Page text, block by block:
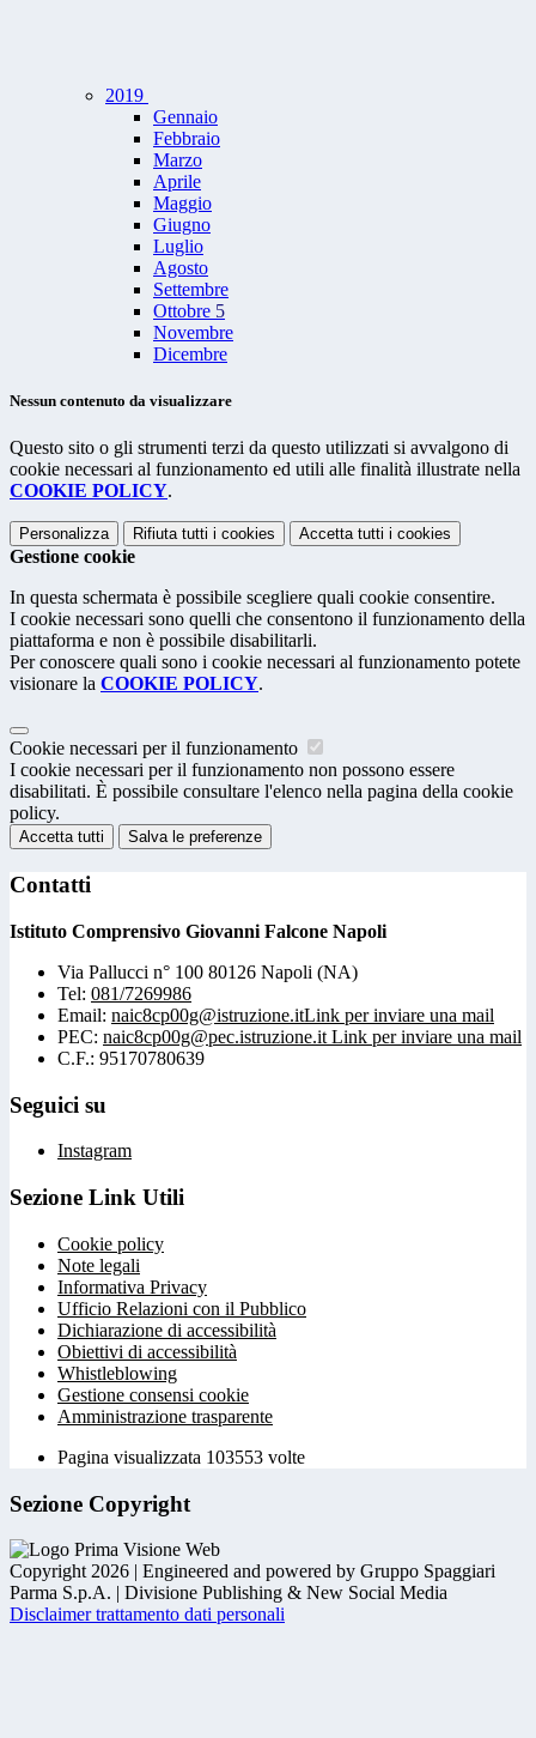
2019
Gennaio
Febbraio
Marzo
Aprile
Maggio
Giugno
Luglio
Agosto
Settembre
Ottobre 5
Novembre
Dicembre
Nessun contenuto da visualizzare
Questo sito o gli strumenti terzi da questo utilizzati si avvalgono di
cookie necessari al funzionamento ed utili alle finalità illustrate nella
COOKIE POLICY.
Personalizza Rifiuta tutti i cookies Accetta tutti i cookies
Gestione cookie
In questa schermata è possibile scegliere quali cookie consentire.
I cookie necessari sono quelli che consentono il funzionamento della
piattaforma e non è possibile disabilitarli.
Per conoscere quali sono i cookie necessari al funzionamento potete
visionare la COOKIE POLICY.
Cookie necessari per il funzionamento
I cookie necessari per il funzionamento non possono essere
disabilitati. È possibile consultare l'elenco nella pagina della cookie
policy.
Accetta tutti Salva le preferenze
Contatti
Istituto Comprensivo Giovanni Falcone Napoli
Via Pallucci n° 100 80126 Napoli (NA)
Tel: 081/7269986
Email: naic8cp00g@istruzione.itLink per inviare una mail
PEC: naic8cp00g@pec.istruzione.it Link per inviare una mail
C.F.: 95170780639
Seguici su
Instagram
Sezione Link Utili
Cookie policy
Note legali
Informativa Privacy
Ufficio Relazioni con il Pubblico
Dichiarazione di accessibilità
Obiettivi di accessibilità
Whistleblowing
Gestione consensi cookie
Amministrazione trasparente
Pagina visualizzata 103553 volte
Sezione Copyright
Copyright 2026 | Engineered and powered by Gruppo Spaggiari
Parma S.p.A. | Divisione Publishing & New Social Media
Disclaimer trattamento dati personali